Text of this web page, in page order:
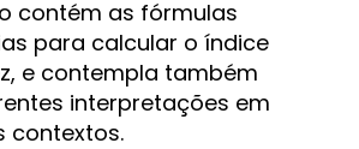
contém as fórmulas
para calcular o índice
e contempla também
interpretações em
contextos.